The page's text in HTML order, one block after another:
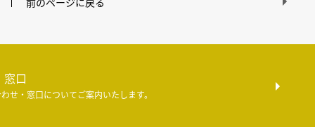
口
せ・窓口についてご案内いたします。